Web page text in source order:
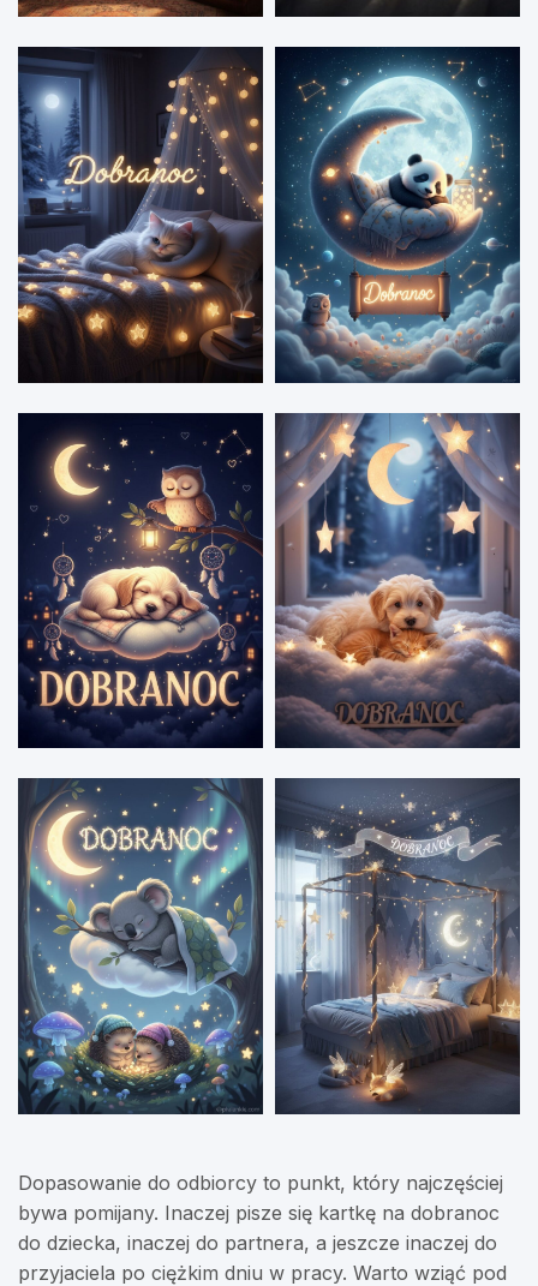
Dopasowanie do odbiorcy to punkt, który najczęściej
bywa pomijany. Inaczej pisze się kartkę na dobranoc
do dziecka, inaczej do partnera, a jeszcze inaczej do
przyjaciela po ciężkim dniu w pracy. Warto wziąć pod